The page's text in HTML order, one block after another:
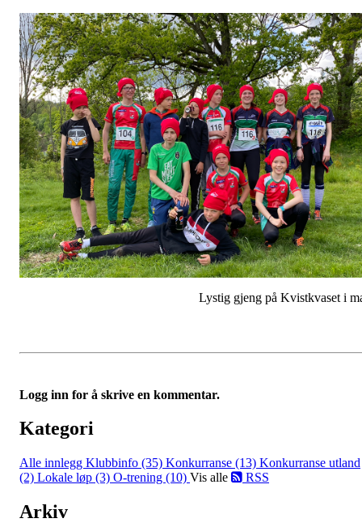
Lystig gjeng på Kvistkvaset i
Logg inn for å skrive en kommentar.
Kategori
Alle innlegg Klubbinfo (35) Konkurranse (13) Konkurranse utland
(2) Lokale løp (3) O-trening (10) Vis alle RSS
Arkiv